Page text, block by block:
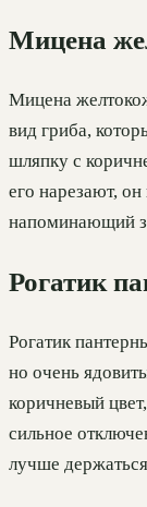
Мицена
Мицена
вид гриба,
шляпку с
его нарезают,
напоминающий
Рогатик
Рогатик
но очень
коричневый
сильное
лучше